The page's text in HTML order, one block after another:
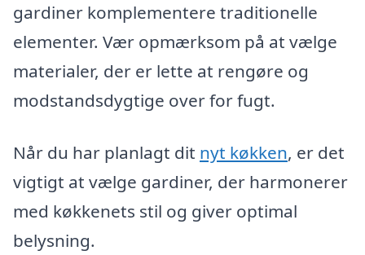
gardiner komplementere traditionelle
elementer. Vær opmærksom på at vælge
materialer, der er lette at rengøre og
modstandsdygtige over for fugt.
Når du har planlagt dit nyt køkken, er det
vigtigt at vælge gardiner, der harmonerer
med køkkenets stil og giver optimal
belysning.